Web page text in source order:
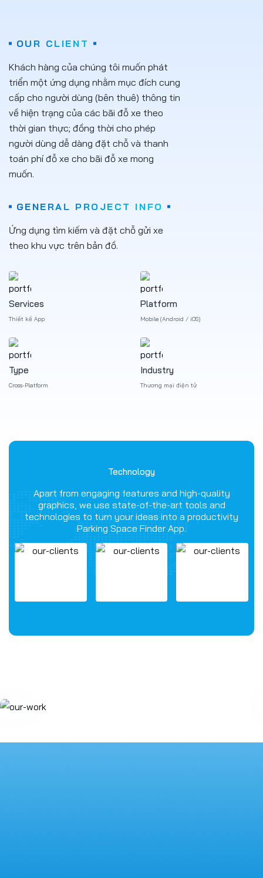
OUR CLIENT
Khách hàng của chúng tôi muốn phát
triển một ứng dụng nhằm mục đích cung
cấp cho người dùng (bên thuê) thông tin
về hiện trạng của các bãi đỗ xe theo
thời gian thực; đồng thời cho phép
người dùng dễ dàng đặt chỗ và thanh
toán phí đỗ xe cho bãi đỗ xe mong
muốn.
GENERAL PROJECT INFO
Ứng dụng tìm kiếm và đặt chỗ gửi xe
theo khu vực trên bản đồ.
Services
Thiết kế App
Platform
Mobile (Android / iOS)
Type
Cross-Platform
Industry
Thương mại điện tử
Technology
Apart from engaging features and high-quality
graphics, we use state-of-the-art tools and
technologies to turn your ideas into a productivity
Parking Space Finder App.